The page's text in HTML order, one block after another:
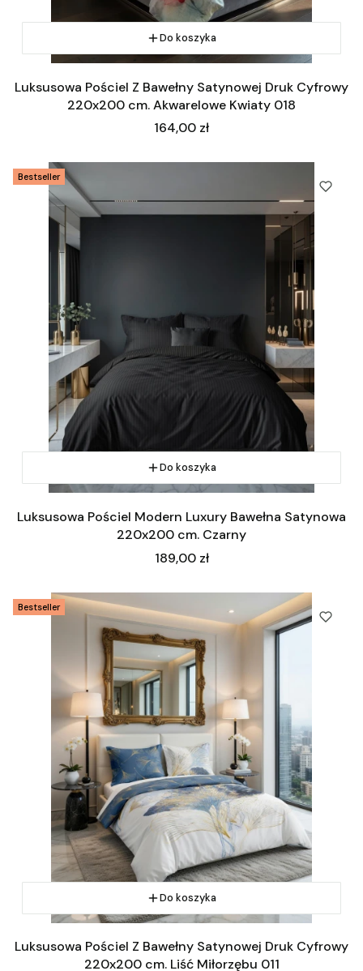
Do koszyka
Luksusowa Pościel Z Bawełny Satynowej Druk Cyfrowy
220x200 cm. Akwarelowe Kwiaty 018
Cena
164,00 zł
Bestseller
Do koszyka
Luksusowa Pościel Modern Luxury Bawełna Satynowa
220x200 cm. Czarny
Cena
189,00 zł
Bestseller
Do koszyka
Luksusowa Pościel Z Bawełny Satynowej Druk Cyfrowy
220x200 cm. Liść Miłorzębu 011